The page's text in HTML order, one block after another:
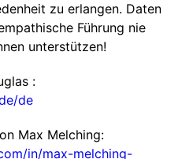
zu erlangen. Daten
Führung nie
unterstützen!
:
de
Max Melching:
in/max-melching-